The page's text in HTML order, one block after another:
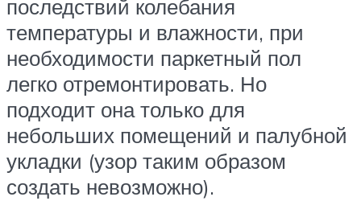
последствий колебания
температуры и влажности, при
необходимости паркетный пол
легко отремонтировать. Но
подходит она только для
небольших помещений и палубной
укладки (узор таким образом
создать невозможно).